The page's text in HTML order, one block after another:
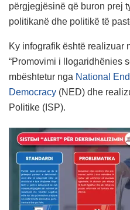
përgjegjësinë që buron prej
politikanë dhe politikë të
Ky infografik është realizuar
“Promovimi i llogaridhënies
mbështetur nga National
Democracy (NED) dhe
Politike (ISP).